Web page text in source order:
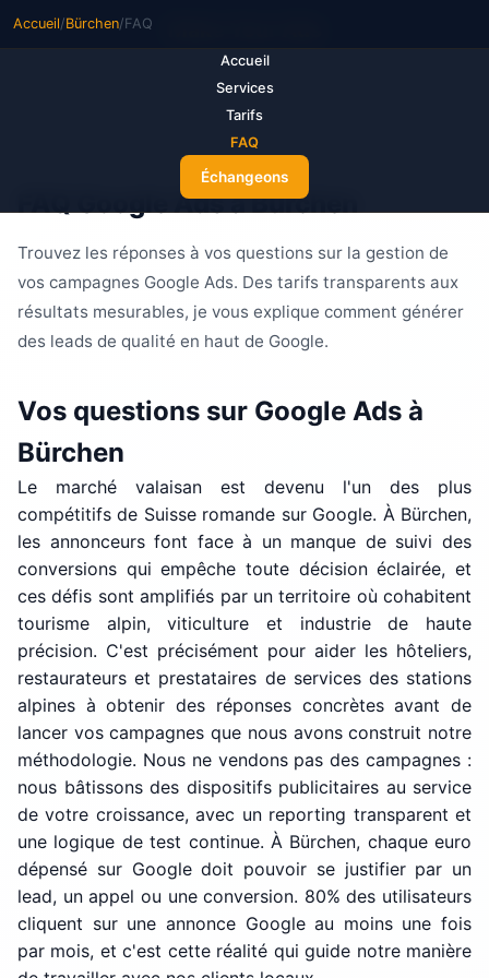
Accueil
Services
Tarifs
FAQ
Échangeons
Accueil/Bürchen/FAQ
FAQ Google Ads à Bürchen
Trouvez les réponses à vos questions sur la gestion de
vos campagnes Google Ads. Des tarifs transparents aux
résultats mesurables, je vous explique comment générer
des leads de qualité en haut de Google.
Vos questions sur Google Ads à
Bürchen
Le marché valaisan est devenu l'un des plus
compétitifs de Suisse romande sur Google. À Bürchen,
les annonceurs font face à un manque de suivi des
conversions qui empêche toute décision éclairée, et
ces défis sont amplifiés par un territoire où cohabitent
tourisme alpin, viticulture et industrie de haute
précision. C'est précisément pour aider les hôteliers,
restaurateurs et prestataires de services des stations
alpines à obtenir des réponses concrètes avant de
lancer vos campagnes que nous avons construit notre
méthodologie. Nous ne vendons pas des campagnes :
nous bâtissons des dispositifs publicitaires au service
de votre croissance, avec un reporting transparent et
une logique de test continue. À Bürchen, chaque euro
dépensé sur Google doit pouvoir se justifier par un
lead, un appel ou une conversion. 80% des utilisateurs
cliquent sur une annonce Google au moins une fois
par mois, et c'est cette réalité qui guide notre manière